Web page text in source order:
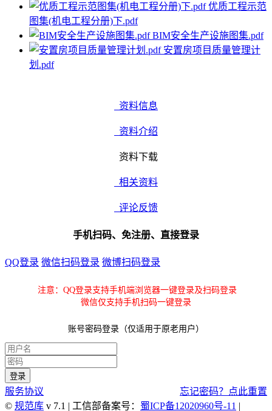
优质工程示范
图集(机电工程分册)下.pdf
BIM安全生产设施图集.pdf
安置房项目质量管理计
划.pdf
资料信息
资料介绍
资料下载
相关资料
评论反馈
手机扫码、免注册、直接登录
QQ登录 微信扫码登录 微博扫码登录
注意：QQ登录支持手机端浏览器一键登录及扫码登录
微信仅支持手机扫码一键登录
账号密码登录（仅适用于原老用户）
服务协议
忘记密码？点此重置
© 规范库 v 7.1 | 工信部备案号： 蜀ICP备12020960号-11 |